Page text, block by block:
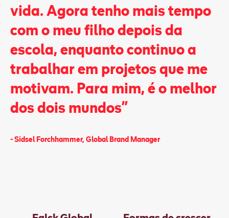
vida. Agora tenho mais tempo
com o meu filho depois da
escola, enquanto continuo a
trabalhar em projetos que me
motivam. Para mim, é o melhor
dos dois mundos”
- Sidsel Forchhammer, Global Brand Manager